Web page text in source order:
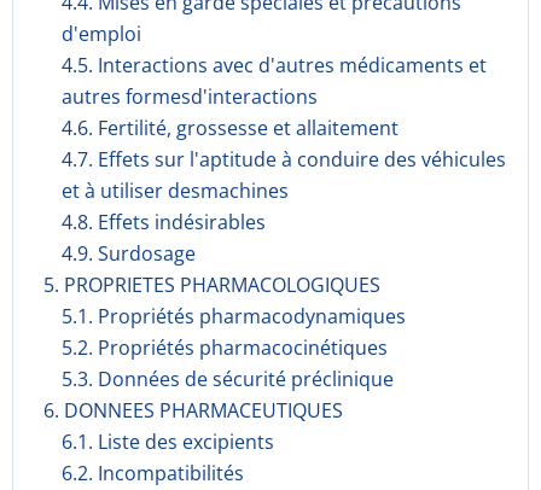
d'emploi
4.5. Interactions avec d'autres médicaments et
autres formesd'interactions
4.6. Fertilité, grossesse et allaitement
4.7. Effets sur l'aptitude à conduire des véhicules
et à utiliser desmachines
4.8. Effets indésirables
4.9. Surdosage
5. PROPRIETES PHARMACOLOGIQUES
5.1. Propriétés pharmacodynami­ques
5.2. Propriétés pharmacocinéti­ques
5.3. Données de sécurité préclinique
6. DONNEES PHARMACEUTIQUES
6.1. Liste des excipients
6.2. Incompati­bilités